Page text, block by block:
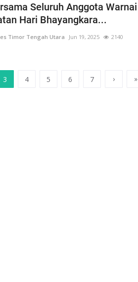
Seluruh Anggota Warnai
Hari Bhayangkara...
Timor Tengah Utara Jun 19, 2025 2140
3 4 5 6 7 › »